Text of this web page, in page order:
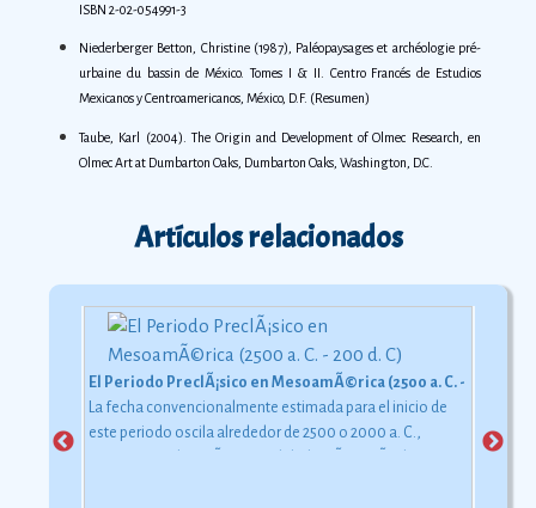
ISBN 2-02-054991-3
Niederberger Betton, Christine (1987), Paléopaysages et archéologie pré-
urbaine du bassin de México. Tomes I & II. Centro Francés de Estudios
Mexicanos y Centroamericanos, México, D.F. (Resumen)
Taube, Karl (2004). The Origin and Development of Olmec Research, en
Olmec Art at Dumbarton Oaks, Dumbarton Oaks, Washington, D.C.
Artículos relacionados
El Periodo PreclÃ¡sico en MesoamÃ©rica (2500 a. C. - 200 d. C)
La fecha convencionalmente estimada para el inicio de
este periodo oscila alrededor de 2500 o 2000 a. C.,